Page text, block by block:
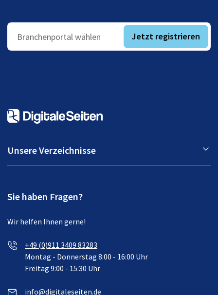
Branchenportal wählen Jetzt registrieren
Unsere Verzeichnisse
Sie haben Fragen?
Wir helfen Ihnen gerne!
+49 (0)911 3409 83283
Montag - Donnerstag 8:00 - 16:00 Uhr
Freitag 9:00 - 15:30 Uhr
info@digitaleseiten.de